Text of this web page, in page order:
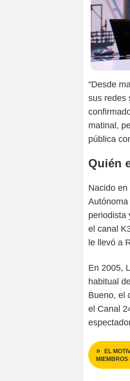
"Desde
sus redes
matinal,
pública
Quién
Nacido
periodista
el canal
le llevó a
En 2005,
habitual
Bueno, el
el Canal
EL